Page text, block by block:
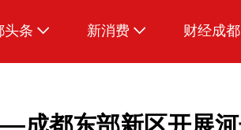
头条 新消费 财经成都